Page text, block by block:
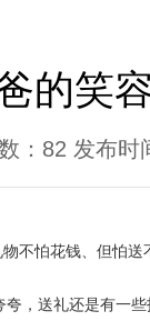
的笑
： 82 发布时
不怕花钱、但怕送
夸，送礼还是有一